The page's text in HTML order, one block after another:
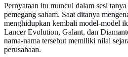
Pernyataan itu muncul dalam sesi
pemegang saham. Saat ditanya
menghidupkan kembali model-model
Lancer Evolution, Galant, dan
nama-nama tersebut memiliki nilai
perusahaan.